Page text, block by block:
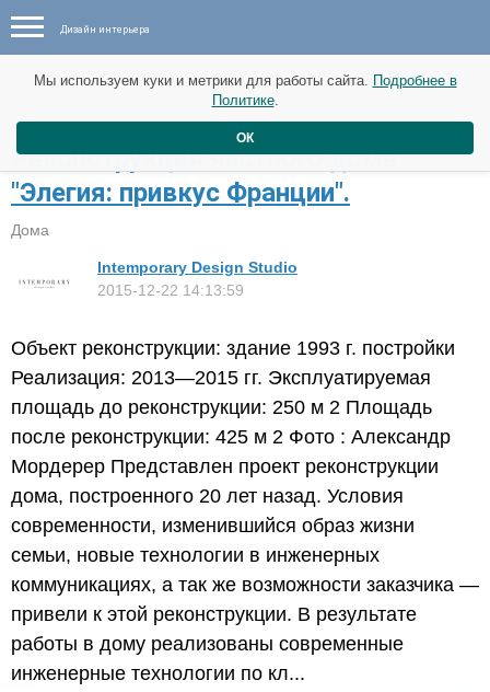
Дизайн интерьера
Реконструкция частного дома
"Элегия: привкус Франции".
Дома
Intemporary Design Studio
2015-12-22 14:13:59
Объект реконструкции: здание 1993 г. постройки
Реализация: 2013—2015 гг. Эксплуатируемая
площадь до реконструкции: 250 м 2 Площадь
после реконструкции: 425 м 2 Фото : Александр
Мордерер Представлен проект реконструкции
дома, построенного 20 лет назад. Условия
современности, изменившийся образ жизни
семьи, новые технологии в инженерных
коммуникациях, а так же возможности заказчика —
привели к этой реконструкции. В результате
работы в дому реализованы современные
инженерные технологии по кл...
Мы используем куки и метрики для работы сайта. Подробнее в
Политике.
ОК